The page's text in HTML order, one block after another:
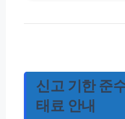
신고 기한 준
태료 안내